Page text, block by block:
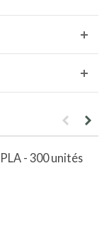
- 300 unités